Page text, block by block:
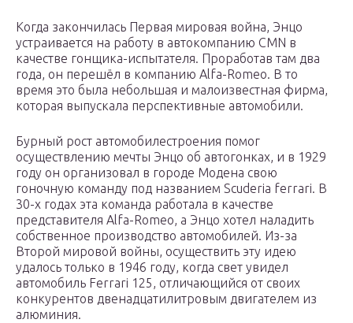
Когда закончилась Первая мировая война, Энцо
устраивается на работу в автокомпанию CMN в
качестве гонщика-испытателя. Проработав там два
года, он перешёл в компанию Alfa-Romeo. В то
время это была небольшая и малоизвестная фирма,
которая выпускала перспективные автомобили.
Бурный рост автомобилестроения помог
осуществлению мечты Энцо об автогонках, и в 1929
году он организовал в городе Модена свою
гоночную команду под названием Scuderia ferrari. В
30-х годах эта команда работала в качестве
представителя Alfa-Romeo, а Энцо хотел наладить
собственное производство автомобилей. Из-за
Второй мировой войны, осуществить эту идею
удалось только в 1946 году, когда свет увидел
автомобиль Ferrari 125, отличающийся от своих
конкурентов двенадцатилитровым двигателем из
алюминия.